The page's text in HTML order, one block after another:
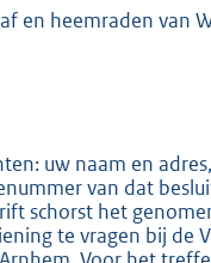
en heemraden van
uw naam en
van dat
schorst het
te vragen bij de